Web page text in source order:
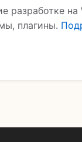
разработке на
плагины.